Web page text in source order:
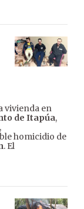
vivienda en
de Itapúa,
homicidio de
. El